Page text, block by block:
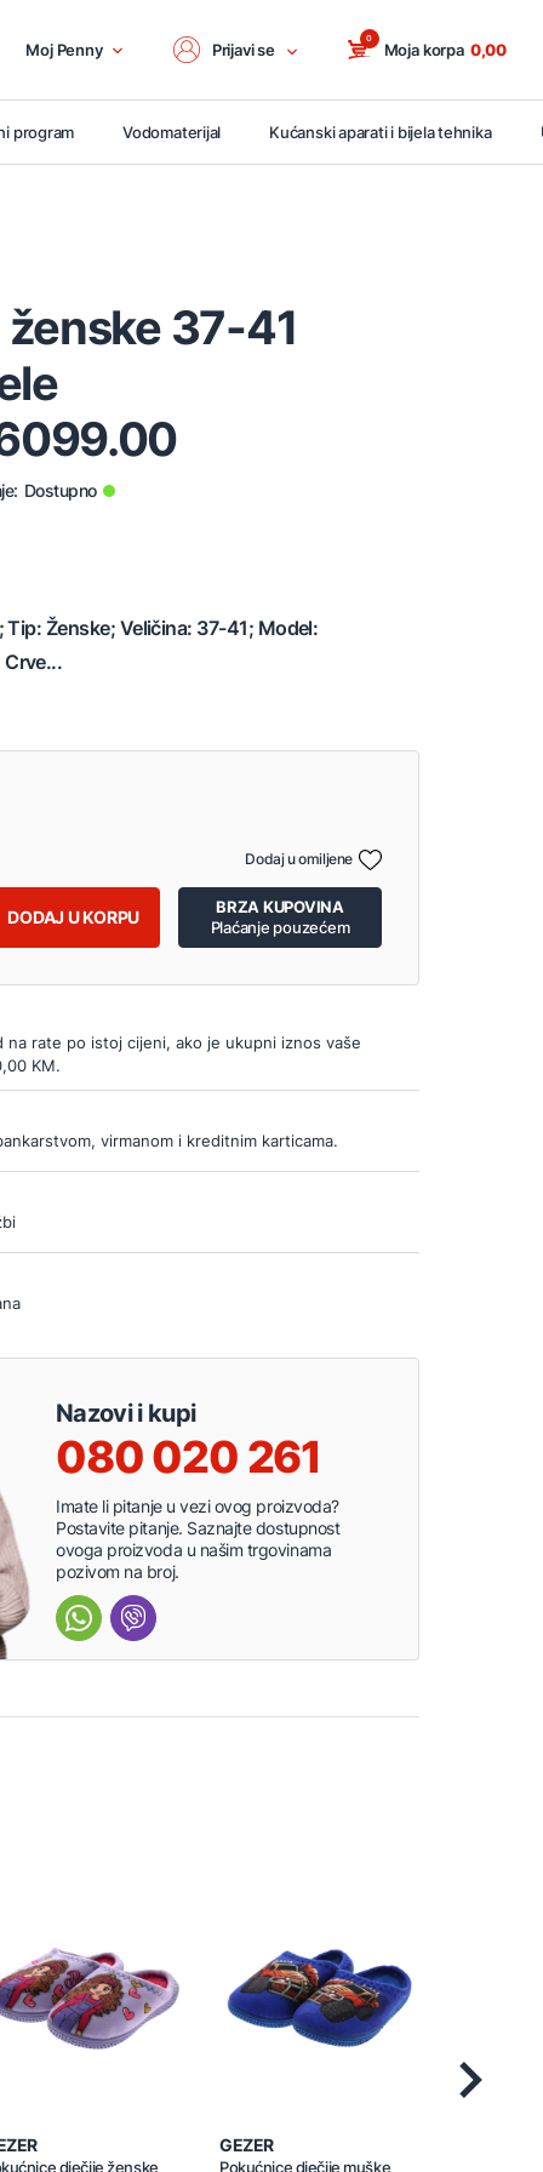
Moj Penny Prijavi se Moja korpa
0
0,00
program Vodomaterijal Kućanski aparati i bijela tehnika
37-41
Dostupno
Ženske; Veličina: 37-41; Model:
DODAJ U KORPU
BRZA KUPOVINA
Plaćanje pouzećem
Dodaj u omiljene
na rate po istoj cijeni, ako je ukupni iznos vaše
KM.
virmanom i kreditnim karticama.
Nazovi i kupi
080 020 261
Imate li pitanje u vezi ovog proizvoda?
Postavite pitanje. Saznajte dostupnost
ovoga proizvoda u našim trgovinama
pozivom na broj.
dječije ženske
GEZER
Pokućnice dječije muške